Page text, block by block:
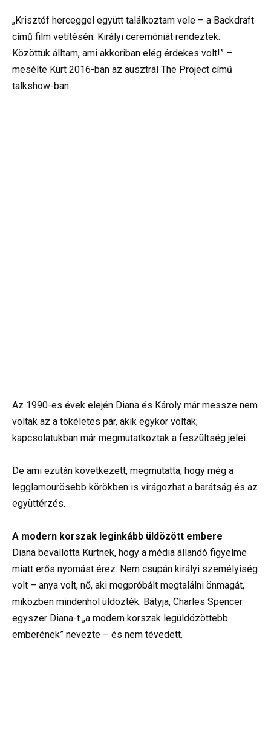
„Krisztóf herceggel együtt találkoztam vele – a Backdraft
című film vetítésén. Királyi ceremóniát rendeztek.
Közöttük álltam, ami akkoriban elég érdekes volt!” –
mesélte Kurt 2016-ban az ausztrál The Project című
talkshow-ban.
Az 1990-es évek elején Diana és Károly már messze nem
voltak az a tökéletes pár, akik egykor voltak;
kapcsolatukban már megmutatkoztak a feszültség jelei.
De ami ezután következett, megmutatta, hogy még a
legglamourösebb körökben is virágozhat a barátság és az
együttérzés.
A modern korszak leginkább üldözött embere
Diana bevallotta Kurtnek, hogy a média állandó figyelme
miatt erős nyomást érez. Nem csupán királyi személyiség
volt – anya volt, nő, aki megpróbált megtalálni önmagát,
miközben mindenhol üldözték. Bátyja, Charles Spencer
egyszer Diana-t „a modern korszak legüldözöttebb
emberének” nevezte – és nem tévedett.